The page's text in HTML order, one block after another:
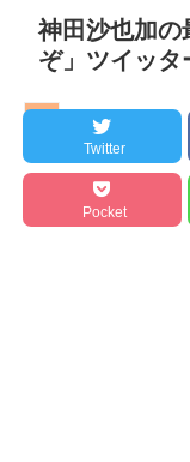
神田沙也加の
ぞ」ツイッ
Twitter
Pocket